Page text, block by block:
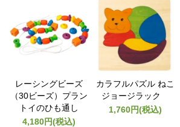
レーシングビーズ
（30ビーズ）プラン
トイのひも通し
4,180円(税込)
カラフルパズル ねこ
ジョージラック
1,760円(税込)